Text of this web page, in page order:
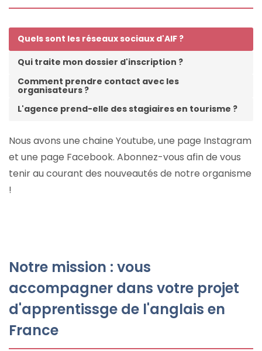
Quels sont les réseaux sociaux d'AIF ?
Qui traite mon dossier d'inscription ?
Comment prendre contact avec les
organisateurs ?
L'agence prend-elle des stagiaires en tourisme ?
Nous avons une chaine Youtube, une page Instagram
et une page Facebook. Abonnez-vous afin de vous
tenir au courant des nouveautés de notre organisme
!
Notre mission : vous
accompagner dans votre projet
d'apprentissge de l'anglais en
France